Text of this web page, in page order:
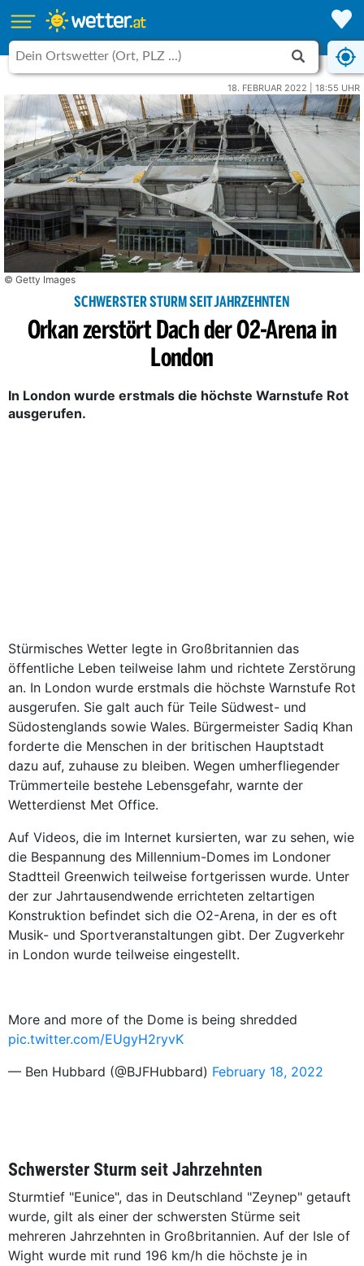
18. FEBRUAR 2022 | 18:55 UHR
© Getty Images
SCHWERSTER STURM SEIT JAHRZEHNTEN
Orkan zerstört Dach der O2-Arena in
London
In London wurde erstmals die höchste Warnstufe Rot
ausgerufen.
Stürmisches Wetter legte in Großbritannien das
öffentliche Leben teilweise lahm und richtete Zerstörung
an. In London wurde erstmals die höchste Warnstufe Rot
ausgerufen. Sie galt auch für Teile Südwest- und
Südostenglands sowie Wales. Bürgermeister Sadiq Khan
forderte die Menschen in der britischen Hauptstadt
dazu auf, zuhause zu bleiben. Wegen umherfliegender
Trümmerteile bestehe Lebensgefahr, warnte der
Wetterdienst Met Office.
Auf Videos, die im Internet kursierten, war zu sehen, wie
die Bespannung des Millennium-Domes im Londoner
Stadtteil Greenwich teilweise fortgerissen wurde. Unter
der zur Jahrtausendwende errichteten zeltartigen
Konstruktion befindet sich die O2-Arena, in der es oft
Musik- und Sportveranstaltungen gibt. Der Zugverkehr
in London wurde teilweise eingestellt.
More and more of the Dome is being shredded
pic.twitter.com/EUgyH2ryvK
— Ben Hubbard (@BJFHubbard) February 18, 2022
Schwerster Sturm seit Jahrzehnten
Sturmtief "Eunice", das in Deutschland "Zeynep" getauft
wurde, gilt als einer der schwersten Stürme seit
mehreren Jahrzehnten in Großbritannien. Auf der Isle of
Wight wurde mit rund 196 km/h die höchste je in